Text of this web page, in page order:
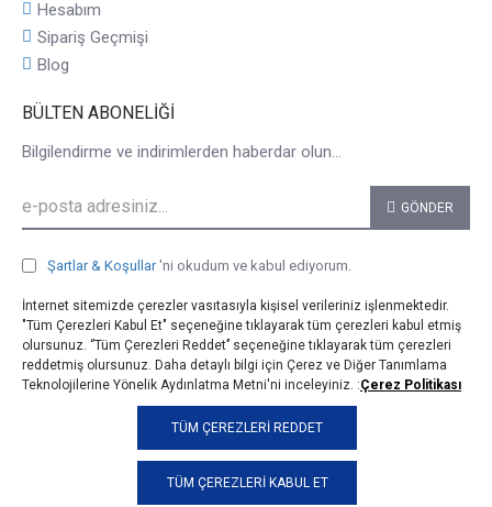
Hesabım
Sipariş Geçmişi
Blog
BÜLTEN ABONELIĞI
Bilgilendirme ve indirimlerden haberdar olun...
GÖNDER
Şartlar & Koşullar 'ni okudum ve kabul ediyorum.
© 2025, taji.com.tr, Tüm Hakları Saklıdır.
TÜM ÇEREZLERI KABUL ET
İnternet sitemizde çerezler vasıtasıyla kişisel verileriniz işlenmektedir.
"Tüm Çerezleri Kabul Et" seçeneğine tıklayarak tüm çerezleri kabul etmiş
olursunuz. ‘’Tüm Çerezleri Reddet’’ seçeneğine tıklayarak tüm çerezleri
reddetmiş olursunuz. Daha detaylı bilgi için Çerez ve Diğer Tanımlama
Teknolojilerine Yönelik Aydınlatma Metni'ni inceleyiniz. :Çerez Politikası
TÜM ÇEREZLERI REDDET